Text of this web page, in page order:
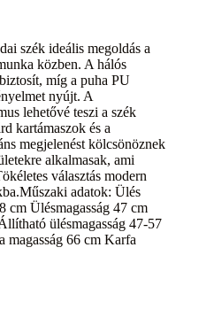
szék ideális megoldás a
közben. A hálós
míg a puha PU
nyújt. A
lehetővé teszi a szék
kartámaszok és a
megjelenést kölcsönöznek
alkalmasak, ami
választás modern
adatok: Ülés
cm Ülésmagasság 47 cm
ülésmagasság 47-57
magasság 66 cm Karfa